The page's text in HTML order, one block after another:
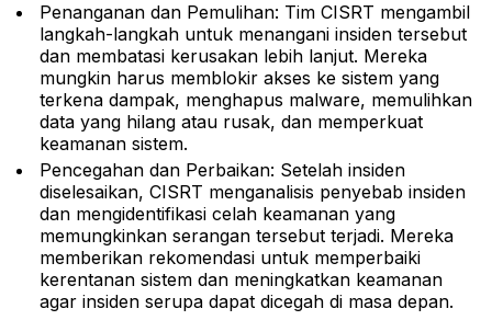
Penanganan dan Pemulihan: Tim CISRT mengambil
langkah-langkah untuk menangani insiden tersebut
dan membatasi kerusakan lebih lanjut. Mereka
mungkin harus memblokir akses ke sistem yang
terkena dampak, menghapus malware, memulihkan
data yang hilang atau rusak, dan memperkuat
keamanan sistem.
Pencegahan dan Perbaikan: Setelah insiden
diselesaikan, CISRT menganalisis penyebab insiden
dan mengidentifikasi celah keamanan yang
memungkinkan serangan tersebut terjadi. Mereka
memberikan rekomendasi untuk memperbaiki
kerentanan sistem dan meningkatkan keamanan
agar insiden serupa dapat dicegah di masa depan.